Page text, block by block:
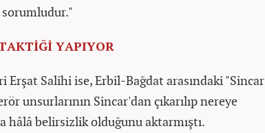
sorumludur."
YAPIYOR
Erşat Salihi ise, Erbil-Bağdat arasındaki "Sincar
unsurlarının Sincar'dan çıkarılıp nereye
hâlâ belirsizlik olduğunu aktarmıştı.